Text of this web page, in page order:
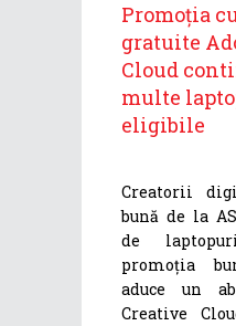
Promoția
gratuite
Cloud
multe
eligibile
Creatorii
bună de la
de
promoția
aduce un
Creative